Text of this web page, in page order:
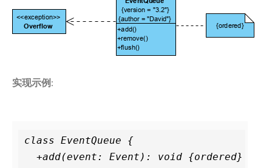
实现示例 :
class EventQueue {